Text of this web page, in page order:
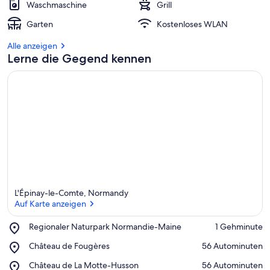
Waschmaschine
Grill
Garten
Kostenloses WLAN
Alle anzeigen
Lerne die Gegend kennen
L'Épinay-le-Comte, Normandy
Auf Karte anzeigen
Regionaler Naturpark Normandie-Maine
Place,
Naturpark
‪1 Gehminute‬
Château de Fougères
Place,
de
‪56 Autominuten‬
Château de La Motte-Husson
Place,
‪56 Autominuten‬